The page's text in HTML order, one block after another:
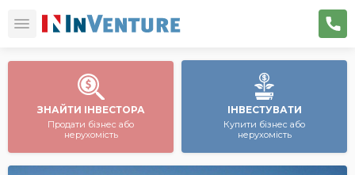
ЗНАЙТИ ІНВЕСТОРА
Продати бізнес або
нерухомість
ІНВЕСТУВАТИ
Купити бізнес або
нерухомість